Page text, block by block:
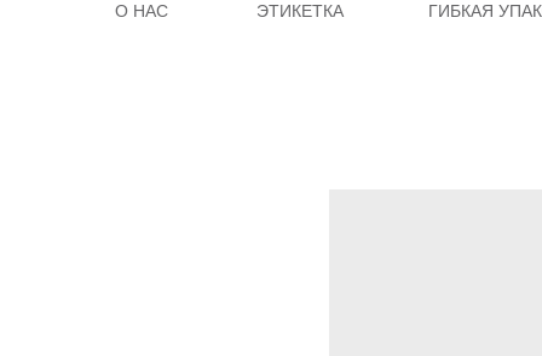
О НАС ЭТИКЕТКА ГИБКАЯ